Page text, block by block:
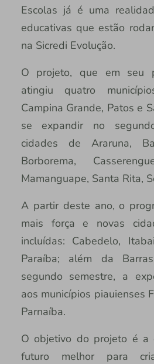
Escolas já é uma
educativas que estão
na Sicredi Evolução.
O projeto, que em seu
atingiu quatro
Campina Grande, Patos e
se expandir no
cidades de Araruna,
Borborema,
Mamanguape, Santa Rita,
A partir deste ano, o
mais força e novas
incluídas: Cabedelo,
Paraíba; além da
segundo semestre, a
aos municípios piauienses
Parnaíba.
O objetivo do projeto é a
futuro melhor para